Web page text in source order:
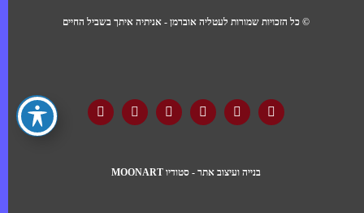
© כל הזכויות שמורות לעטליה אוברמן - אניתיה איתך בשביל החיים
בנייה ועיצוב אתר - סטודיו MOONART